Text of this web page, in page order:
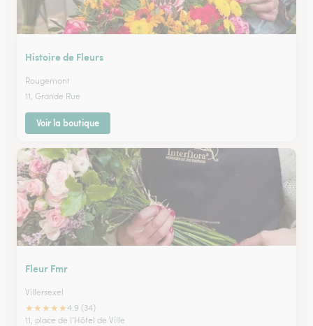
Histoire de Fleurs
Rougemont
11, Grande Rue
Voir la boutique
Fleur Fmr
Villersexel
★★★★★4.9 (34)
11, place de l'Hôtel de Ville